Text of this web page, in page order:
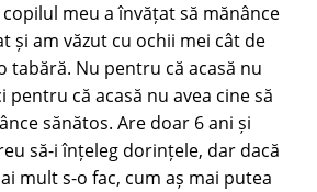
meu a învățat să mănânce
și am văzut cu ochii mei cât de
tabără. Nu pentru că acasă nu
pentru că acasă nu avea cine să
sănătos. Are doar 6 ani și
să-i înțeleg dorințele, dar dacă
mult s-o fac, cum aș mai putea